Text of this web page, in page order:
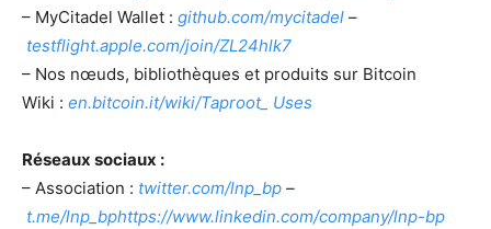
– MyCitadel Wallet : github.com/mycitadel –
testflight.apple.com/join/ZL24hlk7
– Nos nœuds, bibliothèques et produits sur Bitcoin
Wiki : en.bitcoin.it/wiki/Taproot_ Uses
Réseaux sociaux :
– Association : twitter.com/lnp_bp –
t.me/lnp_bphttps://www.linkedin.com/company/lnp-bp